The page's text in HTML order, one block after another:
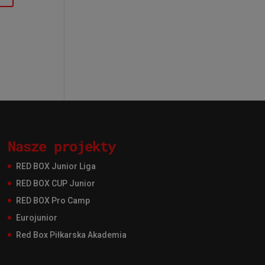
Nasze projekty
RED BOX Junior Liga
RED BOX CUP Junior
RED BOX Pro Camp
Eurojunior
Red Box Piłkarska Akademia